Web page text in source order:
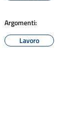
Argomenti:
Lavoro